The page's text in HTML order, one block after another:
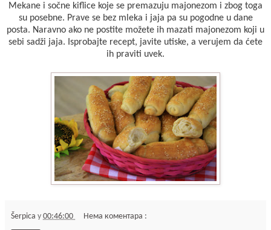
Mekane i sočne kiflice koje se premazuju majonezom i zbog toga
su posebne. Prave se bez mleka i jaja pa su pogodne u dane
posta. Naravno ako ne postite možete ih mazati majonezom koji u
sebi sadži jaja. Isprobajte recept, javite utiske, a verujem da ćete
ih praviti uvek.
Šerpica у 00:46:00 Нема коментара :